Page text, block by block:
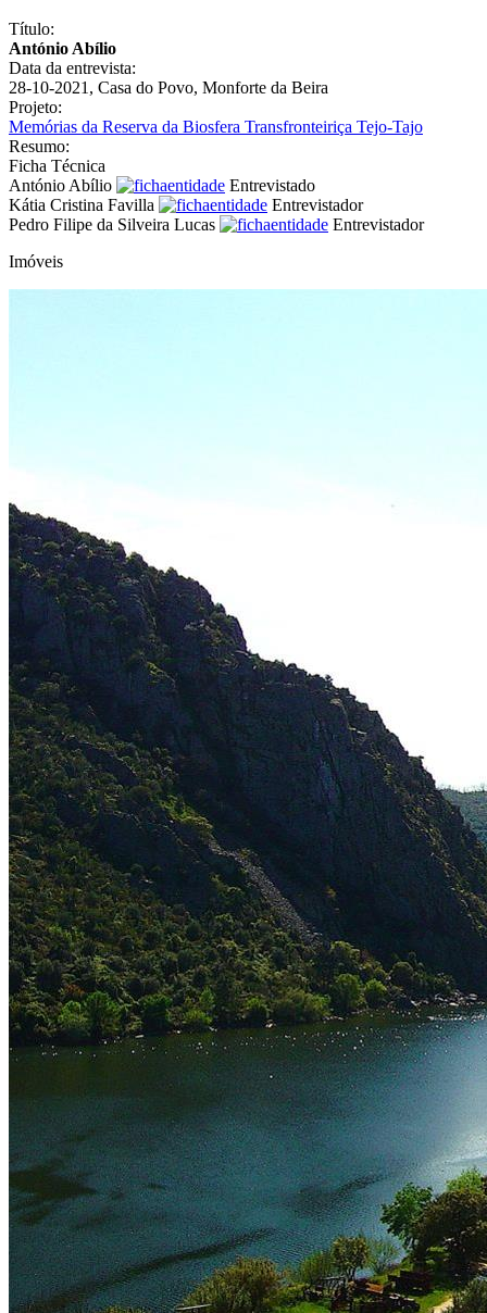
Título:
António Abílio
Data da entrevista:
28-10-2021, Casa do Povo, Monforte da Beira
Projeto:
Memórias da Reserva da Biosfera Transfronteiriça Tejo-Tajo
Resumo:
Ficha Técnica
António Abílio
Entrevistado
Kátia Cristina Favilla
Entrevistador
Pedro Filipe da Silveira Lucas
Entrevistador
Imóveis